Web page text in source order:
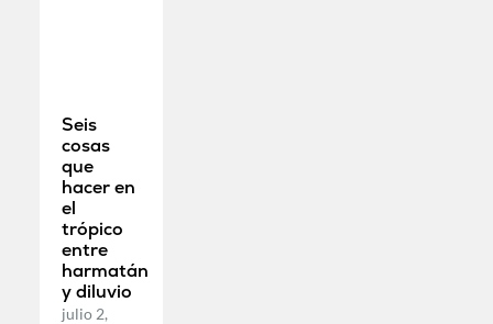
Seis
cosas
que
hacer en
el
trópico
entre
harmatán
y diluvio
julio 2,